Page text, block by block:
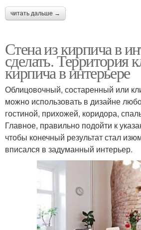
читать дальше →
Стена из кирпича в
сделать. Территория
кирпича в интерьере
Облицовочный, состаренный или
можно использовать в дизайне
гостиной, прихожей, коридора,
Главное, правильно подойти к
чтобы конечный результат стал
вписался в задуманный интерьер.